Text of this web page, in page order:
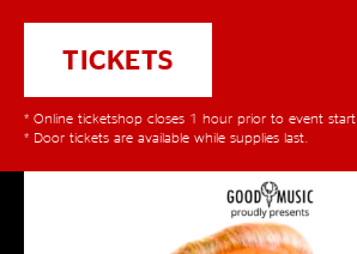
TICKETS
* Online ticketshop closes 1 hour prior to event start.
* Door tickets are available while supplies last.